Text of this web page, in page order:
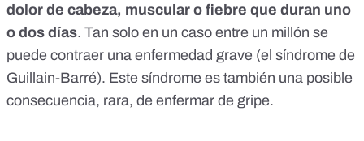
dolor de cabeza, muscular o fiebre que duran uno
o dos días. Tan solo en un caso entre un millón se
puede contraer una enfermedad grave (el síndrome de
Guillain-Barré). Este síndrome es también una posible
consecuencia, rara, de enfermar de gripe.